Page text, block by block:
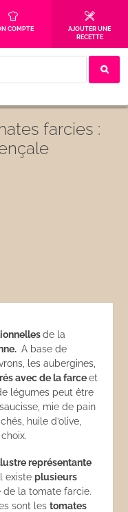
COMPTE
AJOUTER UNE
RECETTE
farcies :
de la
A base de
les aubergines,
avec de la farceet
légumes peut être
mie de pain
huile d’olive,
représentante
existeplusieurs
la tomate farcie.
sont lestomates